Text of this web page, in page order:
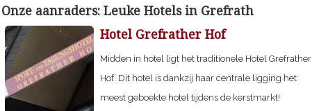
Onze aanraders: Leuke Hotels in Grefrath
Hotel Grefrather Hof
Midden in hotel ligt het traditionele Hotel Grefrather
Hof. Dit hotel is dankzij haar centrale ligging het
meest geboekte hotel tijdens de kerstmarkt!